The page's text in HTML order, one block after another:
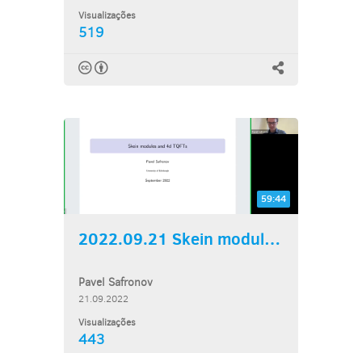
Visualizações
519
59:44
2022.09.21 Skein modules...
Pavel Safronov
21.09.2022
Visualizações
443